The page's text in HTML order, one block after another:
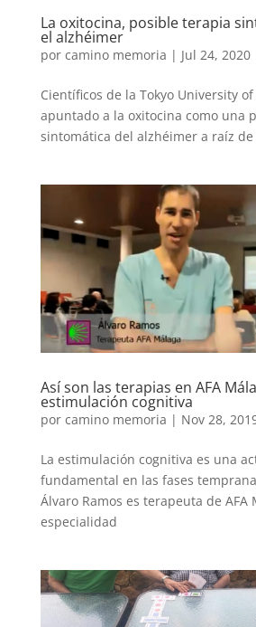
La oxitocina, posible terapia
el alzhéimer
por camino memoria | Jul 24, 2020
Científicos de la Tokyo University
apuntado a la oxitocina como una
sintomática del alzhéimer a raíz
Así son las terapias en AFA
estimulación cognitiva
por camino memoria | Nov 28,
La estimulación cognitiva es una
fundamental en las fases
Álvaro Ramos es terapeuta de AFA
especialidad